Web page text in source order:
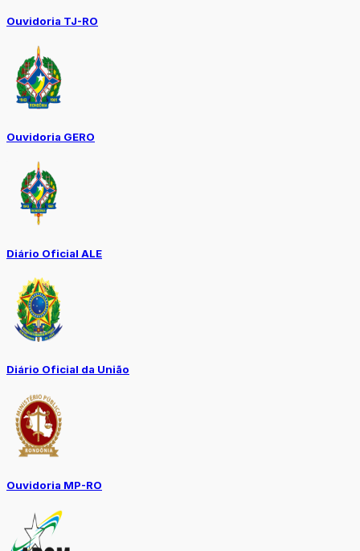
Ouvidoria TJ-RO
Ouvidoria GERO
Diário Oficial ALE
Diário Oficial da União
Ouvidoria MP-RO